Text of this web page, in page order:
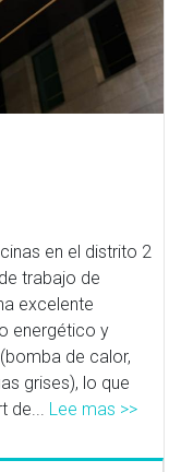
en el distrito 2
trabajo de
excelente
energético y
de calor,
grises), lo que
de... Lee mas >>